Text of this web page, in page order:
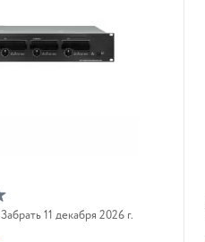
Забрать 11 декабря 2026 г.